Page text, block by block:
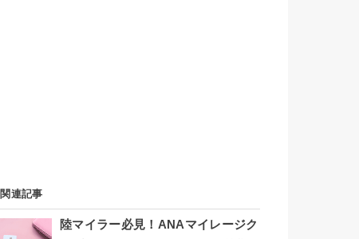
関連記事
陸マイラー必見！ANAマイレージク